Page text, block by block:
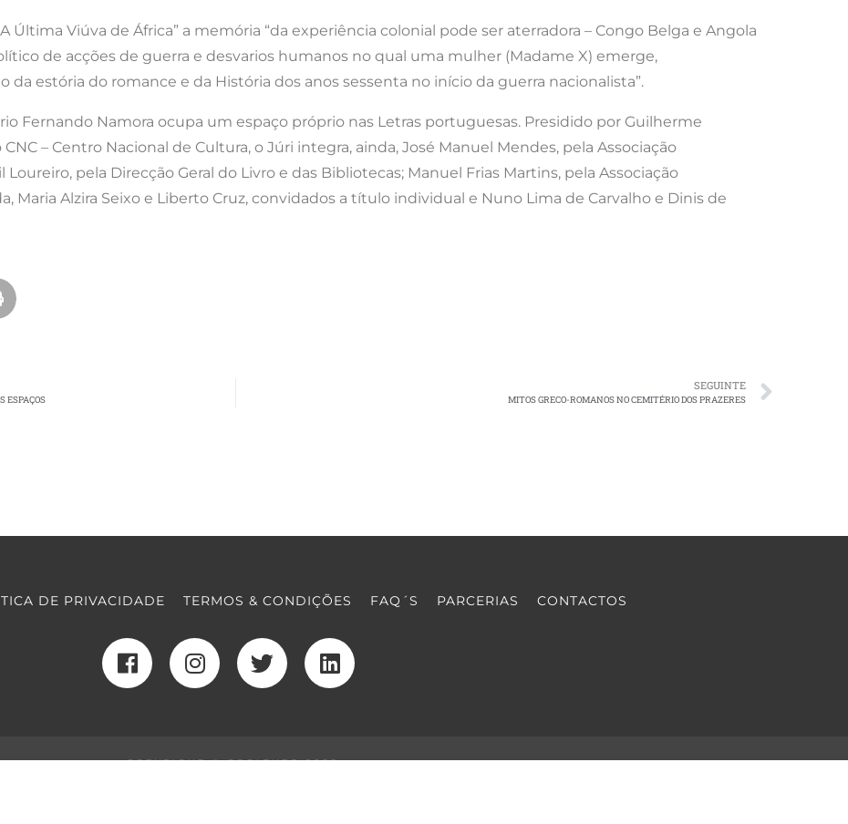
Última Viúva de África” a memória “da experiência colonial pode ser aterradora – Congo Belga e Angola
de acções de guerra e desvarios humanos no qual uma mulher (Madame X) emerge,
estória do romance e da História dos anos sessenta no início da guerra nacionalista”.
Fernando Namora ocupa um espaço próprio nas Letras portuguesas. Presidido por Guilherme
– Centro Nacional de Cultura, o Júri integra, ainda, José Manuel Mendes, pela Associação
Loureiro, pela Direcção Geral do Livro e das Bibliotecas; Manuel Frias Martins, pela Associação
Maria Alzira Seixo e Liberto Cruz, convidados a título individual e Nuno Lima de Carvalho e Dinis de
ESPAÇOS
SEGUINTE
MITOS GRECO-ROMANOS NO CEMITÉRIO DOS PRAZERES
DE PRIVACIDADE TERMOS & CONDIÇÕES FAQ´S PARCERIAS CONTACTOS
COPYRIGHT © COOLTURE 2022